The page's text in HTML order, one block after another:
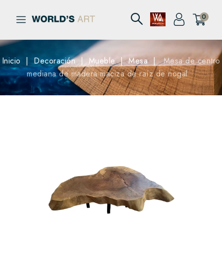
0
Inicio Decoración Mueble Mesa
Mesa de centro
mediana de madera maciza de raíz de nogal